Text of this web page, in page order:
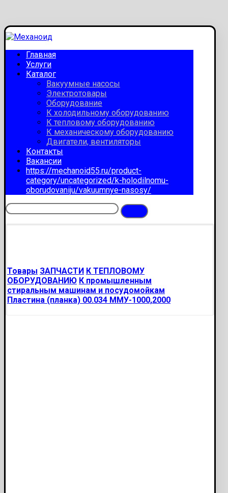
Главная
Услуги
Каталог
Вакуумные насосы
Электротовары
Оборудование
К холодильному оборудованию
К тепловому оборудованию
К механическому оборудованию
Двигатели, вентиляторы
Контакты
Вакансии
https://mechanoid55.ru/product-
category/uncategorized/k-holodilnomu-
oborudovaniju/vakuumnye-nasosy/
Товары ЗАПЧАСТИ К ТЕПЛОВОМУ
ОБОРУДОВАНИЮ К промышленным
стиральным машинам и посудомойкам
Пластина (планка) 00.034 ММУ-1000,2000